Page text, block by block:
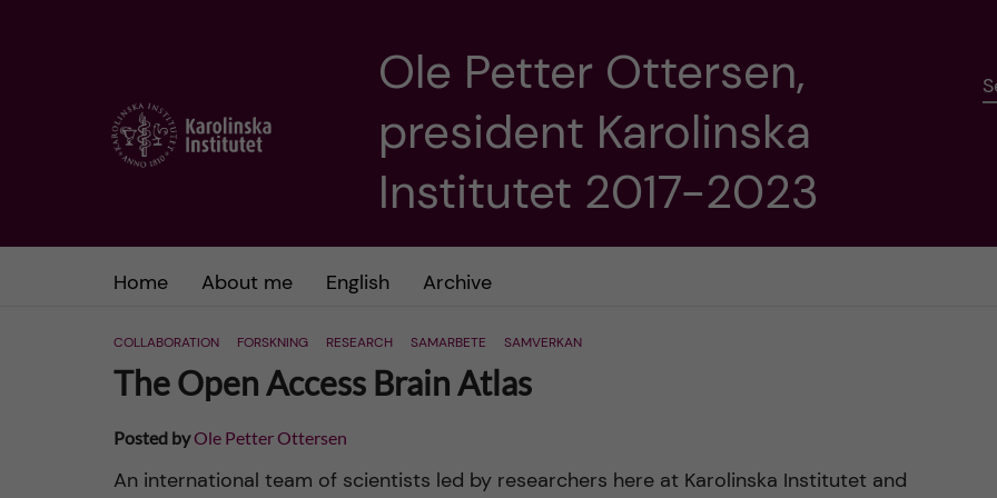
Ole Petter Ottersen,
president Karolinska
Institutet 2017-2023
Home About me English Archive
COLLABORATION FORSKNING RESEARCH SAMARBETE SAMVERKAN
The Open Access Brain Atlas
Posted byOle Petter Ottersen
An international team of scientists led by researchers here at Karolinska Institutet and